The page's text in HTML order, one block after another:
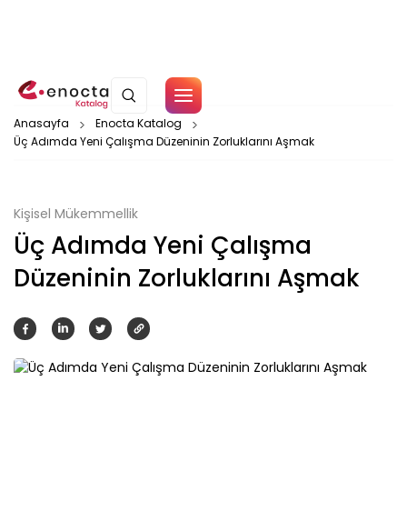
Çerez Politikamız
Anasayfa
Enocta Katalog
Üç Adımda Yeni Çalışma Düzeninin Zorluklarını Aşmak
Kişisel Mükemmellik
Üç Adımda Yeni Çalışma
Düzeninin Zorluklarını Aşmak